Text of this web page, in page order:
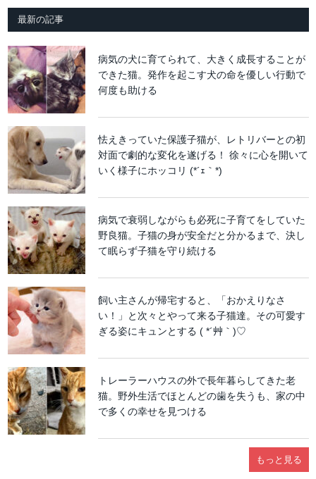
最新の記事
病気の犬に育てられて、大きく成長することが
できた猫。発作を起こす犬の命を優しい行動で
何度も助ける
怯えきっていた保護子猫が、レトリバーとの初
対面で劇的な変化を遂げる！ 徐々に心を開いて
いく様子にホッコリ (*´ｪ｀*)
病気で衰弱しながらも必死に子育てをしていた
野良猫。子猫の身が安全だと分かるまで、決し
て眠らず子猫を守り続ける
飼い主さんが帰宅すると、「おかえりなさ
い！」と次々とやって来る子猫達。その可愛す
ぎる姿にキュンとする ( *´艸｀)♡
トレーラーハウスの外で長年暮らしてきた老
猫。野外生活でほとんどの歯を失うも、家の中
で多くの幸せを見つける
もっと見る